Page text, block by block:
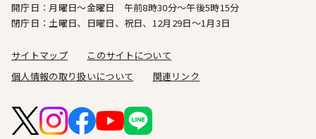
開庁日：月曜日～金曜日 午前8時30分～午後5時15分
閉庁日：土曜日、日曜日、祝日、12月29日～1月3日
サイトマップ
このサイトについて
個人情報の取り扱いについて
関連リンク